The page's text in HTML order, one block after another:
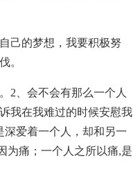
己的梦想，我要积极努
。
2、会不会有那么一个人
我在我难过的时候安慰我
深爱着一个人，却和另一
为痛；一个人之所以痛,是